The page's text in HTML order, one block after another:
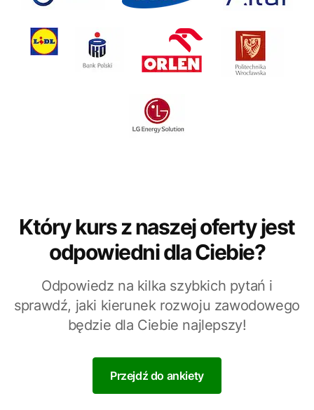
Który kurs z naszej oferty jest
odpowiedni dla Ciebie?
Odpowiedz na kilka szybkich pytań i
sprawdź, jaki kierunek rozwoju zawodowego
będzie dla Ciebie najlepszy!
Przejdź do ankiety